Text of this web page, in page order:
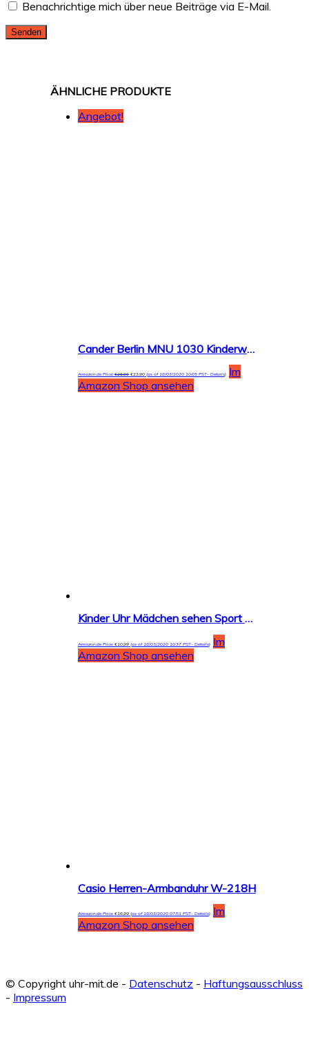
Benachrichtige mich über neue Beiträge via E-Mail.
Angebot!
Cander Berlin MNU 1030 Kinderwanduhr (Ø) 30,5 cm Kinder Wanduhr mit lautlosem Uhrenwerk und farbenfrohem Design – Ablesen der Uhrzeit lernen
Amazon.de Price:€26,90 €23,90(as of 18/03/2020 10:05 PST- Details)
Im
Amazon Shop ansehen
Kinder Uhr Mädchen sehen Sport Wasserdichte niedliche Welle Punkt Quarzuhr Nachtlicht Mädchen Silikon Uhr Unterricht Uhr Kinder Geschenk
Amazon.de Price:€10,99(as of 18/03/2020 10:37 PST- Details)
Im
Amazon Shop ansehen
Casio Herren-Armbanduhr W-218H
Amazon.de Price:€16,99(as of 18/03/2020 07:51 PST- Details)
Im
Amazon Shop ansehen
© Copyright uhr-mit.de - Datenschutz - Haftungsausschluss
- Impressum